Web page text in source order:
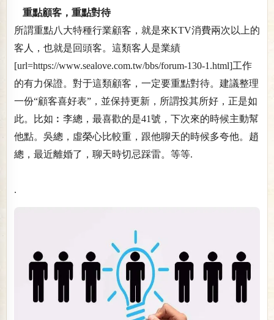
重點顧客，重點對待
所謂重點八大特種行業顧客，就是來KTV消費兩次以上的
客人，也就是回頭客。這類客人是業績
[url=https://www.sealove.com.tw/bbs/forum-130-1.html]工作
的有力保證。對于這類顧客，一定要重點對待。建議整理
一份“顧客喜好表”，並保持更新，所謂投其所好，正是如
此。比如︰李總，最喜歡的是41號，下次來的時候主動幫
他點。吳總，虛榮心比較重，跟他聊天的時候多夸他。趙
總，最近離婚了，聊天時切忌踩雷。等等.
.